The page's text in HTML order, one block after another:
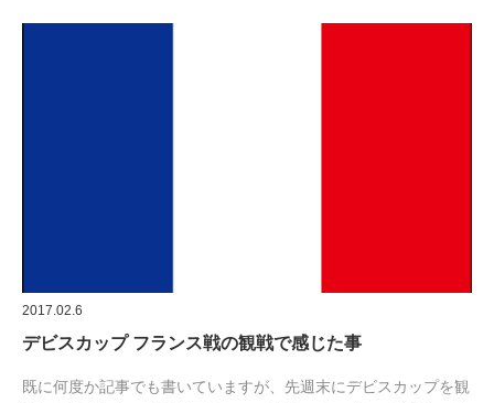
2017.02.6
デビスカップ フランス戦の観戦で感じた事
既に何度か記事でも書いていますが、先週末にデビスカップを観